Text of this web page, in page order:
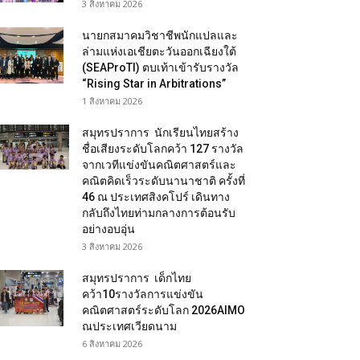
3 สิงหาคม 2026
นายกสมาคมวิชาชีพนักแปลและ
ล่ามแห่งเอเชียตะวันออกเฉียงใต้
(SEAProTI) ตบเท้าเข้ารับรางวัล
“Rising Star in Arbitrations”
1 สิงหาคม 2026
สมุทรปราการ นักเรียนไทยสร้าง
ชื่อเสียงระดับโลกคว้า 127 รางวัล
จากเวทีแข่งขันคณิตศาสตร์และ
คณิตคิดเร็วระดับนานาชาติ ครั้งที่
46 ณ ประเทศสิงคโปร์ เดินทาง
กลับถึงไทยท่ามกลางการต้อนรับ
อย่างอบอุ่น
3 สิงหาคม 2026
สมุทรปราการ เด็กไทย
คว้า10รางวัลการแข่งขัน
คณิตศาสตร์ระดับโลก 2026AIMO
ณประเทศเวียดนาม
6 สิงหาคม 2026